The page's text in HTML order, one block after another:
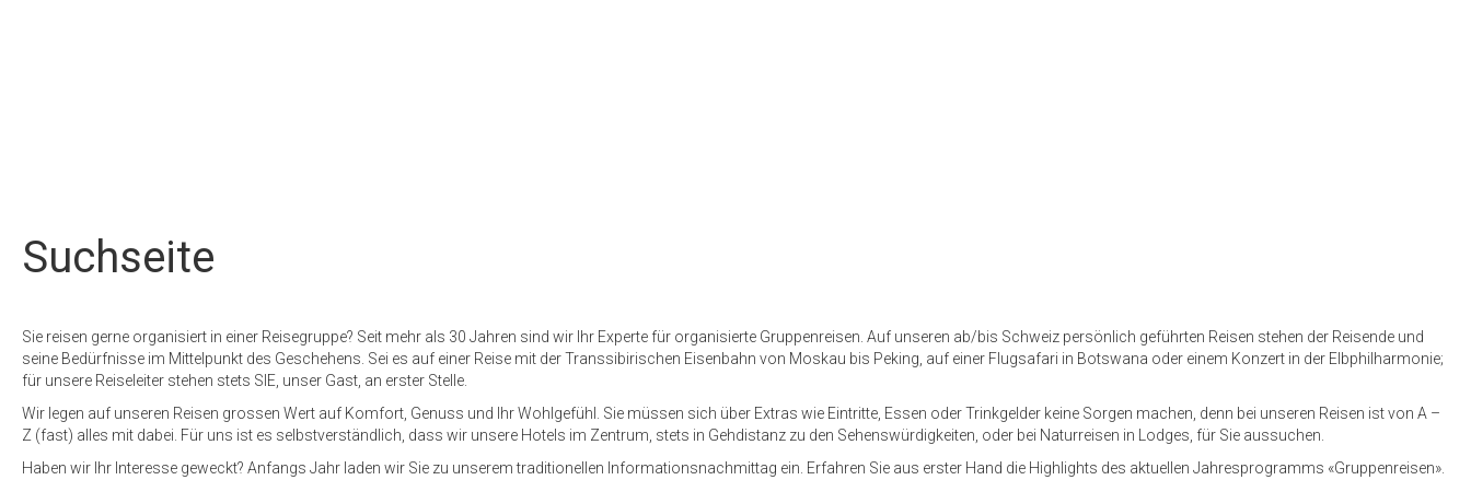
Suchseite
Sie reisen gerne organisiert in einer Reisegruppe? Seit mehr als 30 Jahren sind wir Ihr Experte für organisierte Gruppenreisen. Auf unseren ab/bis Schweiz persönlich geführten Reisen stehen der Reisende und
seine Bedürfnisse im Mittelpunkt des Geschehens. Sei es auf einer Reise mit der Transsibirischen Eisenbahn von Moskau bis Peking, auf einer Flugsafari in Botswana oder einem Konzert in der Elbphilharmonie;
für unsere Reiseleiter stehen stets SIE, unser Gast, an erster Stelle.
Wir legen auf unseren Reisen grossen Wert auf Komfort, Genuss und Ihr Wohlgefühl. Sie müssen sich über Extras wie Eintritte, Essen oder Trinkgelder keine Sorgen machen, denn bei unseren Reisen ist von A –
Z (fast) alles mit dabei. Für uns ist es selbstverständlich, dass wir unsere Hotels im Zentrum, stets in Gehdistanz zu den Sehenswürdigkeiten, oder bei Naturreisen in Lodges, für Sie aussuchen.
Haben wir Ihr Interesse geweckt? Anfangs Jahr laden wir Sie zu unserem traditionellen Informationsnachmittag ein. Erfahren Sie aus erster Hand die Highlights des aktuellen Jahresprogramms «Gruppenreisen».